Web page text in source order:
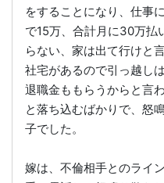
をすることになり、仕事
で15万、合計月に30万払
らない、家は出て行けと
社宅があるので引っ越し
退職金ももらうからと言
と落ち込むばかりで、怒
子でした。
嫁は、不倫相手とのライ